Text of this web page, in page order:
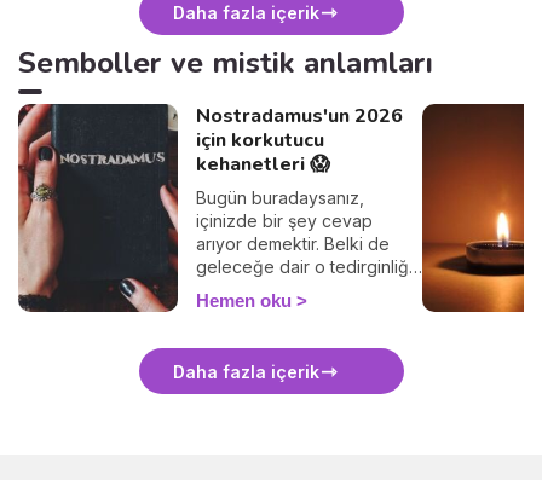
Daha fazla içerik
Semboller ve mistik anlamları
Nostradamus'un 2026
için korkutucu
kehanetleri 😱
Bugün buradaysanız,
içinizde bir şey cevap
arıyor demektir. Belki de
geleceğe dair o tedirginliği
hissediyorsunuz, 2026'da
bizi neyin beklediğini
duyuyorsunuz. Sizi çok iyi
anlıyorum. Hepimiz özellikle
Hemen oku
Daha fazla içerik